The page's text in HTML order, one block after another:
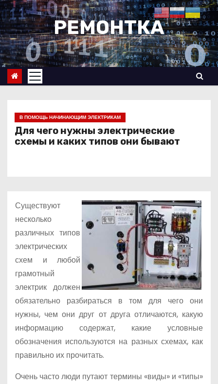
П
е
р
е
й
и
РЕМОНТКА
В ПОМОЩЬ НАЧИНАЮЩИМ ЭЛЕКТРИКАМ
Для чего нужны электрические
схемы и каких типов они бывают
Существуют
несколько
различных типов
электрических
схем и любой
грамотный
электрик должен
обязательно разбираться в том для чего они
нужны, чем они друг от друга отличаются, какую
информацию содержат, какие условные
обозначения используются на разных схемах, как
правильно их прочитать.
Очень часто люди путают термины «виды» и «типы»